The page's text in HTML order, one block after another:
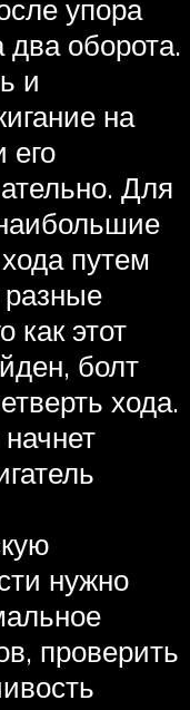
упора
два оборота.
и
на
его
Для
путем
разные
как этот
болт
хода.
нужно
проверить